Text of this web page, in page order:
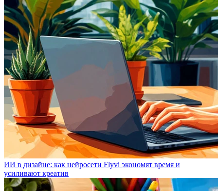
ИИ в дизайне: как нейросети Flyvi экономят время и
усиливают креатив